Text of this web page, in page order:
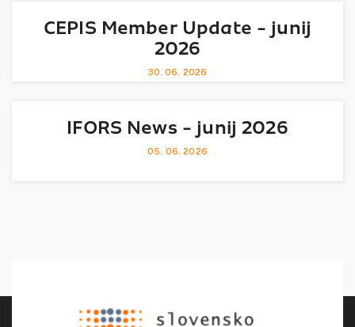
CEPIS Member Update - junij
2026
30. 06. 2026
IFORS News - junij 2026
05. 06. 2026